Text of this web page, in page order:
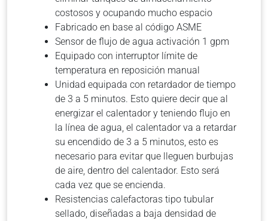
costosos y ocupando mucho espacio
Fabricado en base al código ASME
Sensor de flujo de agua activación 1 gpm
Equipado con interruptor límite de
temperatura en reposición manual
Unidad equipada con retardador de tiempo
de 3 a 5 minutos. Esto quiere decir que al
energizar el calentador y teniendo flujo en
la línea de agua, el calentador va a retardar
su encendido de 3 a 5 minutos, esto es
necesario para evitar que lleguen burbujas
de aire, dentro del calentador. Esto será
cada vez que se encienda.
Resistencias calefactoras tipo tubular
sellado, diseñadas a baja densidad de